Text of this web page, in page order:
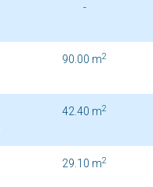
-
90.00 m2
42.40 m2
29.10 m2